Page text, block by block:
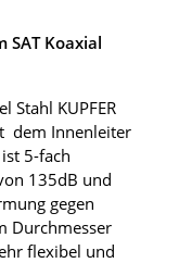
SAT Koaxial
Stahl KUPFER
dem Innenleiter
5-fach
135dB und
gegen
Durchmesser
flexibel und